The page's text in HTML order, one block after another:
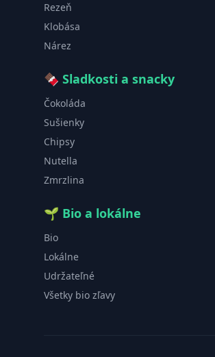
Rezeň
Klobása
Nárez
🍫 Sladkosti a snacky
Čokoláda
Sušienky
Chipsy
Nutella
Zmrzlina
🌱 Bio a lokálne
Bio
Lokálne
Udržateľné
Všetky bio zľavy